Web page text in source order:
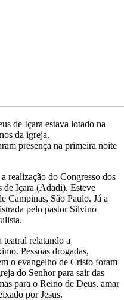
de Içara estava lotado na
da igreja.
presença na primeira noite
realização do Congresso dos
de Içara (Adadi). Esteve
Campinas, São Paulo. Já a
pelo pastor Silvino
relatando a
Pessoas drogadas,
o evangelho de Cristo foram
do Senhor para sair das
para o Reino de Deus, amar
por Jesus.